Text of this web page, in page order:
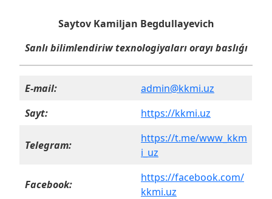
Saytov Kamiljan Begdullayevich
Sanlı bilimlendiriw texnologiyaları orayı baslıǵı
E-mail:
admin@kkmi.uz
Sayt:
https://kkmi.uz
Telegram:
https://t.me/www_kkm
i_uz
Facebook:
https://facebook.com/
kkmi.uz